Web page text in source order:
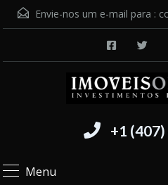
Envie-nos um e-mail para :
+1
Menu